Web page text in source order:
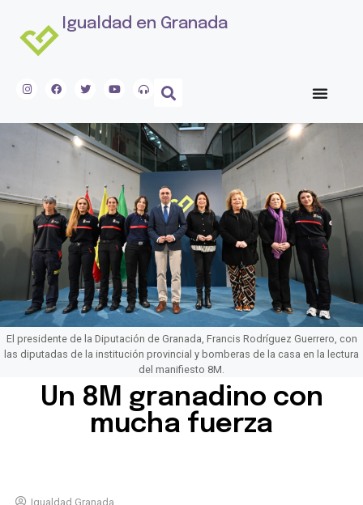
Igualdad en Granada
El presidente de la Diputación de Granada, Francis Rodríguez Guerrero, con
las diputadas de la institución provincial y bomberas de la casa en la lectura
del manifiesto 8M.
Un 8M granadino con
mucha fuerza
Igualdad Granada